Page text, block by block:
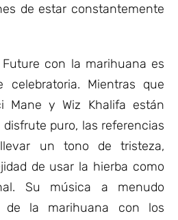
de estar constantemente
con la marihuana es
celebratoria. Mientras que
Mane y Wiz Khalifa están
puro, las referencias
un tono de tristeza,
de usar la hierba como
Su música a menudo
de la marihuana con los